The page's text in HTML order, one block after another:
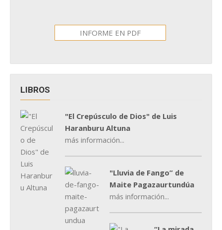
INFORME EN PDF
LIBROS
"El Crepúsculo de Dios" de Luis
Haranburu Altuna
más información...
"Lluvia de Fango” de
Maite Pagazaurtundúa
más información...